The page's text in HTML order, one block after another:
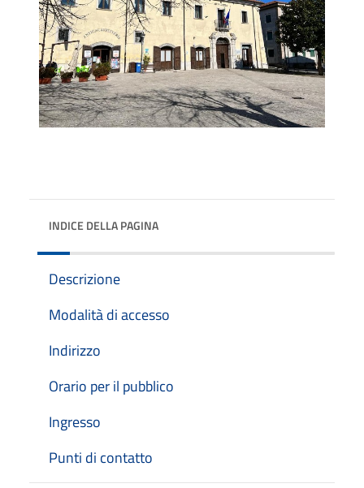
INDICE DELLA PAGINA
Descrizione
Modalità di accesso
Indirizzo
Orario per il pubblico
Ingresso
Punti di contatto